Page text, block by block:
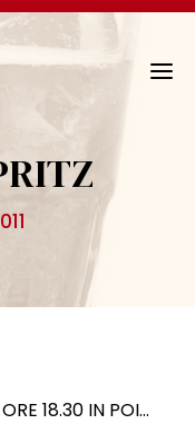
N
18.30 IN POI…